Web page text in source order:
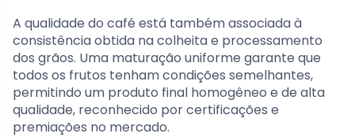
A qualidade do café está também associada à
consistência obtida na colheita e processamento
dos grãos. Uma maturação uniforme garante que
todos os frutos tenham condições semelhantes,
permitindo um produto final homogêneo e de alta
qualidade, reconhecido por certificações e
premiações no mercado.